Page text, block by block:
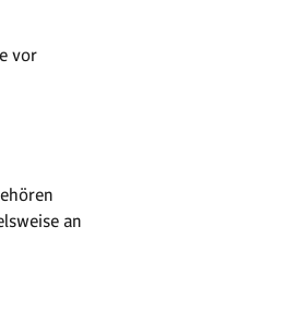
vor
an